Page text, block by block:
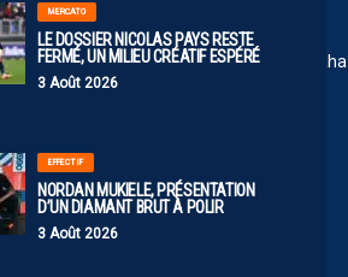
MERCATO
LE DOSSIER NICOLAS PAYS RESTE
FERMÉ, UN MILIEU CRÉATIF ESPÉRÉ
3 Août 2026
EFFECTIF
NORDAN MUKIELE, PRÉSENTATION
D’UN DIAMANT BRUT À POLIR
3 Août 2026
les résultats du club me flinguent haha
habitué à une journée aussi calme !….